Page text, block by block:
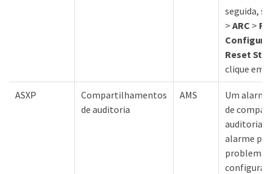
seguida,
> ARC >
Reset
clique em
ASXP
Compartilhamentos
de auditoria
AMS
Um
de
auditoria
alarme
problema